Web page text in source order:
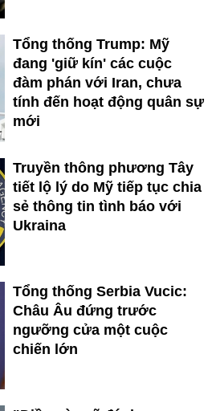
Tổng thống Trump: Mỹ
đang 'giữ kín' các cuộc
đàm phán với Iran, chưa
tính đến hoạt động quân sự
mới
Truyền thông phương Tây
tiết lộ lý do Mỹ tiếp tục chia
sẻ thông tin tình báo với
Ukraina
Tổng thống Serbia Vucic:
Châu Âu đứng trước
ngưỡng cửa một cuộc
chiến lớn